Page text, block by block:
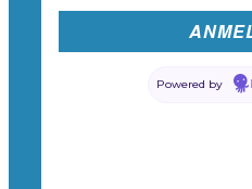
Powered by